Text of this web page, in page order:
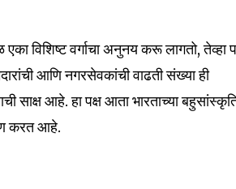
विशिष्ट वर्गाचा अनुनय करू लागतो, तेव्हा
आणि नगरसेवकांची वाढती संख्या ही
साक्ष आहे. हा पक्ष आता भारताच्या
करत आहे.